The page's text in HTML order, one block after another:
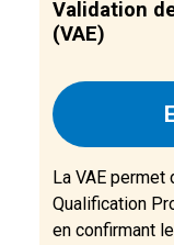
Validation
(VAE)
La VAE permet
Qualification
en confirmant